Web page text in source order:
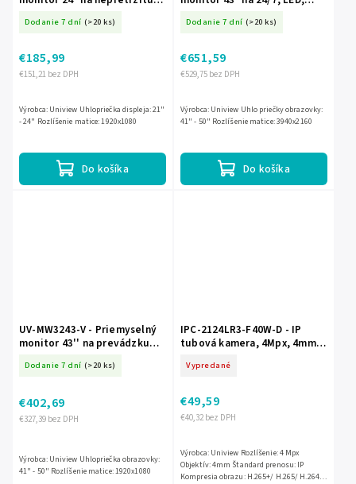
UNIVIEW
Dodanie 7 dní (>20 ks)
€151,21 bez DPH
€185,99
Do košíka
Výrobca: Uniview Uhlopriečka displeja: 21"
- 24" Rozlíšenie matice: 1920x1080
Dodanie 7 dní (>20 ks)
€529,75 bez DPH
€651,59
Do košíka
Výrobca: Uniview Uhlo priečky obrazovky:
41" - 50" Rozlíšenie matice: 3940x2160
UV-MW3243-V - Priemyselný
monitor 43'' na prevádzku
Dodanie 7 dní (>20 ks)
€327,39 bez DPH
€402,69
Výrobca: Uniview Uhlopriečka obrazovky:
41" - 50" Rozlíšenie matice: 1920x1080
IPC-2124LR3-F40W-D - IP
tubová kamera, 4Mpx, 4mm,
Vypredané
€40,32 bez DPH
€49,59
Výrobca: Uniview Rozlíšenie: 4 Mpx
Objektív: 4mm Štandard prenosu: IP
Kompresia obrazu: H.265+/ H.265/ H.264+/